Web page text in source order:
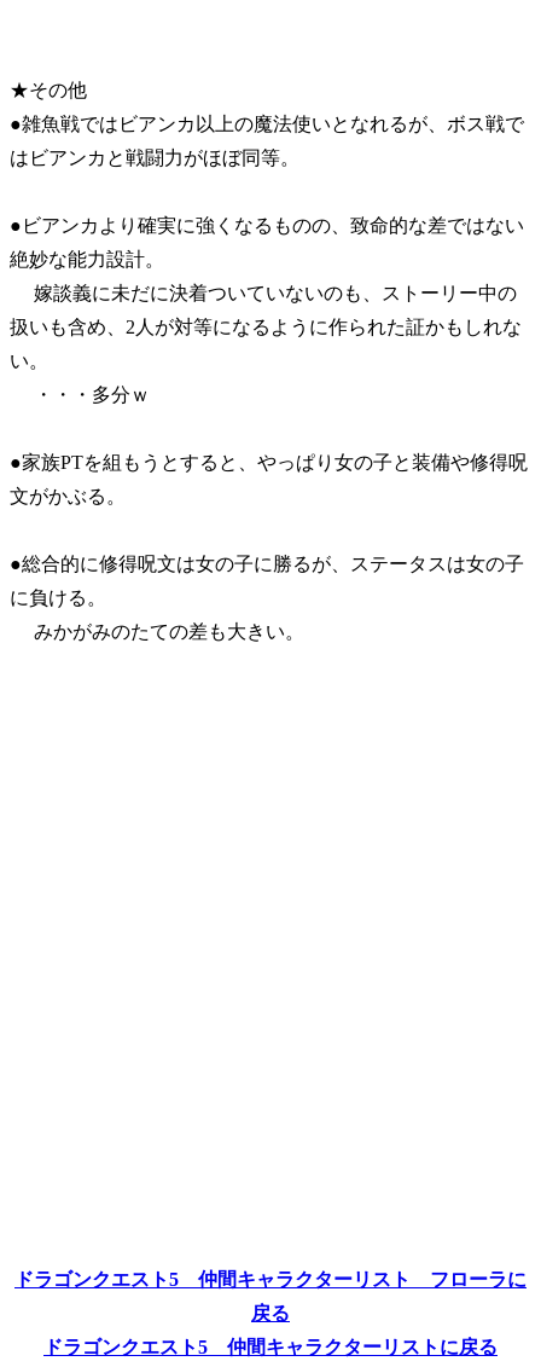
★その他
●雑魚戦ではビアンカ以上の魔法使いとなれるが、ボス戦で
はビアンカと戦闘力がほぼ同等。
●ビアンカより確実に強くなるものの、致命的な差ではない
絶妙な能力設計。
嫁談義に未だに決着ついていないのも、ストーリー中の
扱いも含め、2人が対等になるように作られた証かもしれな
い。
・・・多分ｗ
●家族PTを組もうとすると、やっぱり女の子と装備や修得呪
文がかぶる。
●総合的に修得呪文は女の子に勝るが、ステータスは女の子
に負ける。
みかがみのたての差も大きい。
ドラゴンクエスト5 仲間キャラクターリスト フローラに
戻る
ドラゴンクエスト5 仲間キャラクターリストに戻る